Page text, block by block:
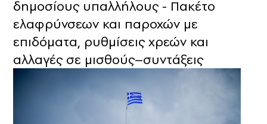
δημοσίους υπαλλήλους - Πακέτο
ελαφρύνσεων και παροχών με
επιδόματα, ρυθμίσεις χρεών και
αλλαγές σε μισθούς–συντάξεις